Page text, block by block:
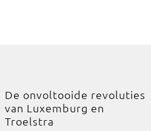
De onvoltooide revoluties
van Luxemburg en
Troelstra